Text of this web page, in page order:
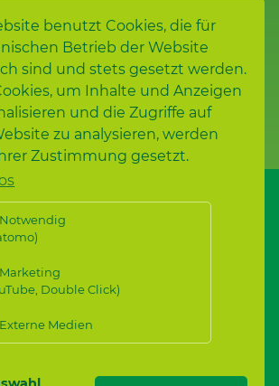
benutzt Cookies, die für
Betrieb der Website
sind und stets gesetzt werden.
um Inhalte und Anzeigen
und die Zugriffe auf
zu analysieren, werden
Zustimmung gesetzt.
Notwendig
Marketing
Double Click)
Externe Medien
, Nürtingen
Datenschutz｜Datenschutz für